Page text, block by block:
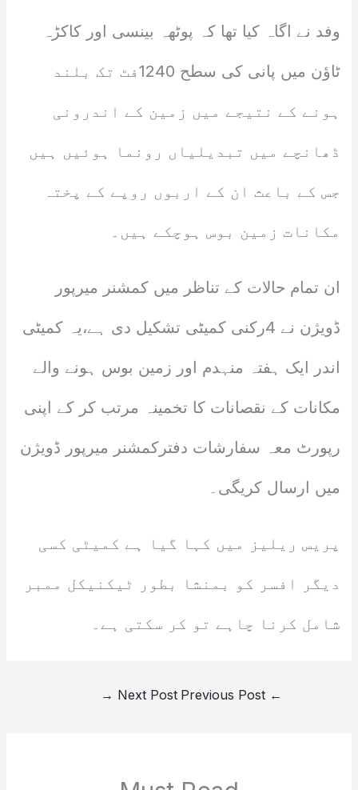
وفد نے اگاہ کیا تھا کہ پوٹھہ بینسی اور کاکڑہ
ٹاؤن میں پانی کی سطح 1240فٹ تک بلند
ہونے کے نتیجے میں زمین کے اندرونی
ڈھانچے میں تبدیلیاں رونما ہوئیں ہیں
جس کے باعث ان کے اربوں روپے کے پختہ
مکانات زمین بوس ہوچکے ہیں۔
ان تمام حالات کے تناظر میں کمشنر میرپور
ڈویژن نے 4رکنی کمیٹی تشکیل دی ہے،یہ کمیٹی
اندر ایک ہفتہ منہدم اور زمین بوس ہونے والے
مکانات کے نقصانات کا تخمینہ مرتب کر کے اپنی
رپورٹ معہ سفارشات دفترکمشنر میرپور ڈویژن
میں ارسال کریگی۔
پریس ریلیز میں کہا گیا ہے کمیٹی کسی
دیگر افسر کو بمنشا بطور ٹیکنیکل ممبر
شامل کرنا چاہے تو کر سکتی ہے۔
←
Next Post
→